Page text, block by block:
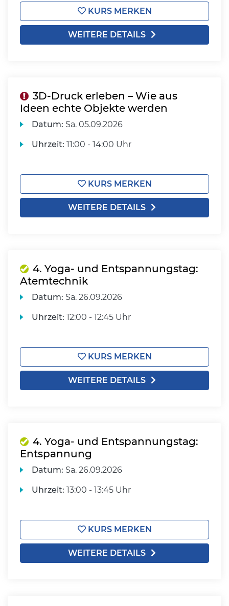
KURS MERKEN
WEITERE DETAILS
3D-Druck erleben – Wie aus
Ideen echte Objekte werden
Datum: Sa. 05.09.2026
Uhrzeit: 11:00 - 14:00 Uhr
KURS MERKEN
WEITERE DETAILS
4. Yoga- und Entspannungstag:
Atemtechnik
Datum: Sa. 26.09.2026
Uhrzeit: 12:00 - 12:45 Uhr
KURS MERKEN
WEITERE DETAILS
4. Yoga- und Entspannungstag:
Entspannung
Datum: Sa. 26.09.2026
Uhrzeit: 13:00 - 13:45 Uhr
KURS MERKEN
WEITERE DETAILS